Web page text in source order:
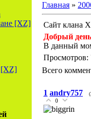
[XZ]
[XZ]
Главная »
Сайт клана
Добрый
В данный
Просмотров:
Всего
1 andry757
0